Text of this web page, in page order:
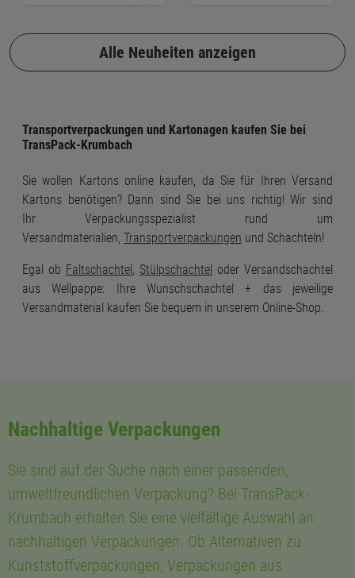
Alle Neuheiten anzeigen
Transportverpackungen und Kartonagen kaufen Sie bei
TransPack-Krumbach
Sie wollen Kartons online kaufen, da Sie für Ihren Versand
Kartons benötigen? Dann sind Sie bei uns richtig! Wir sind
Ihr Verpackungsspezialist rund um
Versandmaterialien, Transportverpackungen und Schachteln!
Egal ob Faltschachtel, Stülpschachtel oder Versandschachtel
aus Wellpappe: Ihre Wunschschachtel + das jeweilige
Versandmaterial kaufen Sie bequem in unserem Online-Shop.
Nachhaltige Verpackungen
Sie sind auf der Suche nach einer passenden,
umweltfreundlichen Verpackung? Bei TransPack-
Krumbach erhalten Sie eine vielfältige Auswahl an
nachhaltigen Verpackungen. Ob Alternativen zu
Kunststoffverpackungen, Verpackungen aus